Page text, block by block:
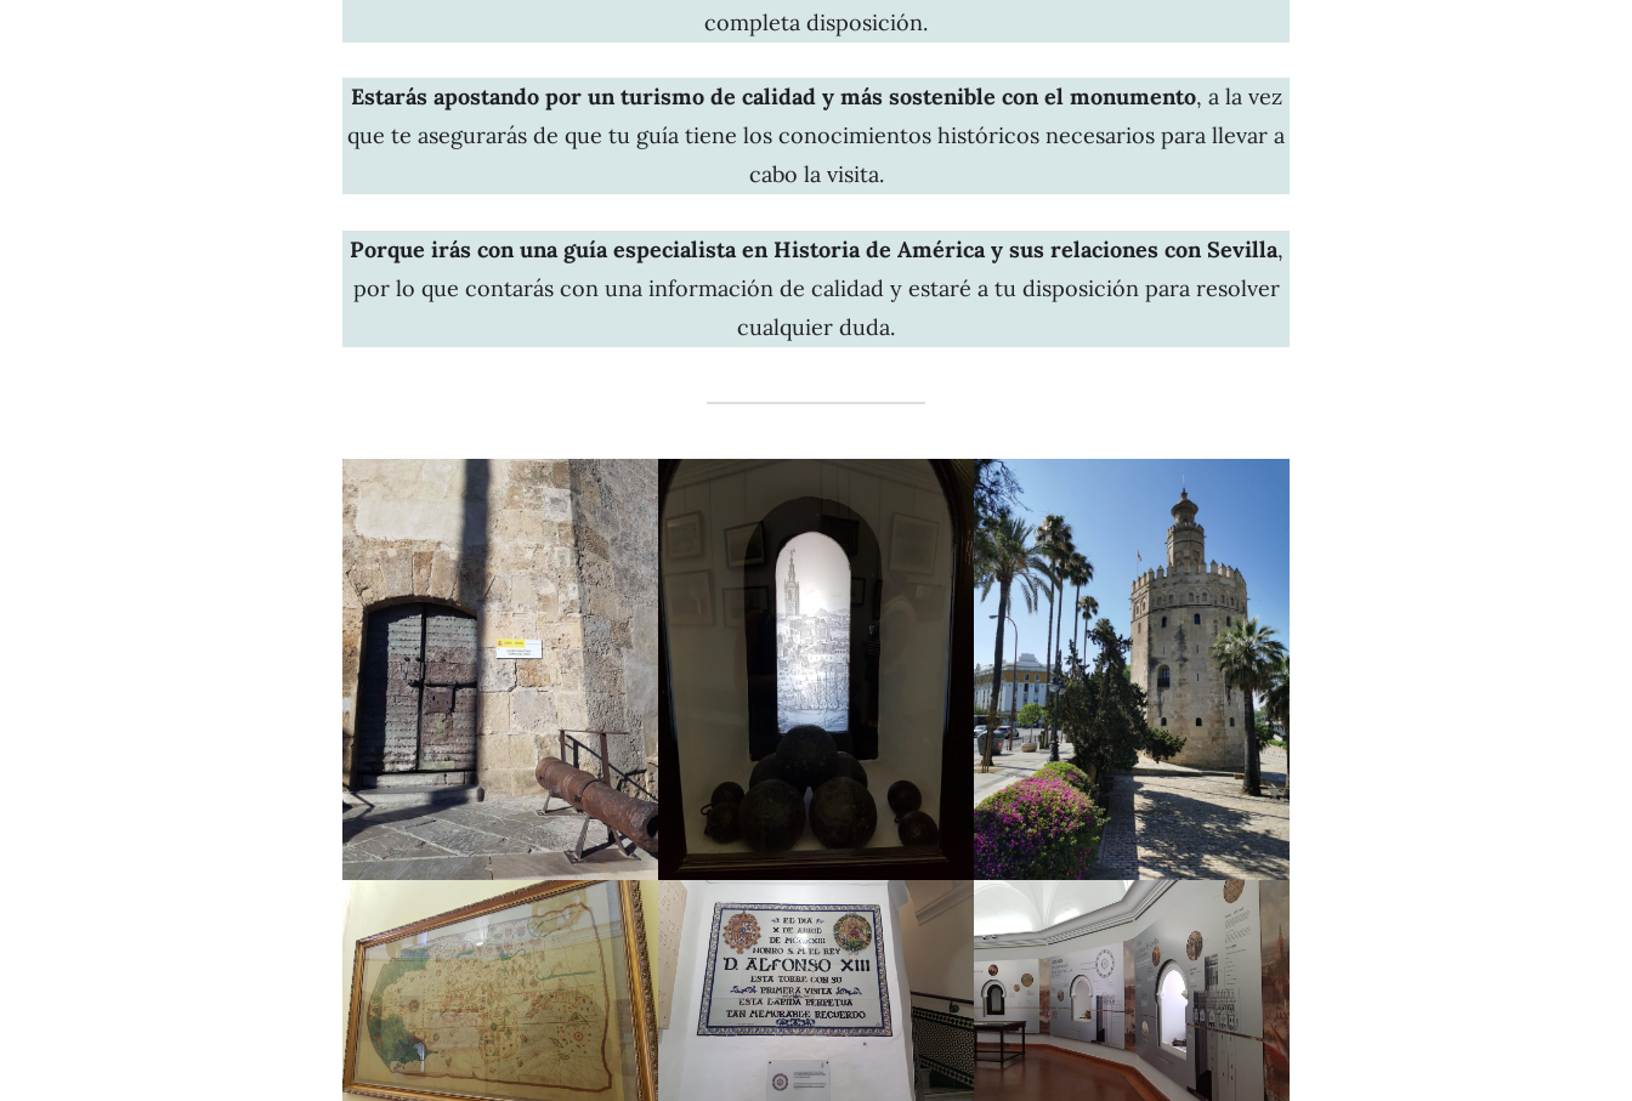
completa disposición.
Estarás apostando por un turismo de calidad y más sostenible con el monumento, a la vez
que te asegurarás de que tu guía tiene los conocimientos históricos necesarios para llevar a
cabo la visita.
Porque irás con una guía especialista en Historia de América y sus relaciones con Sevilla,
por lo que contarás con una información de calidad y estaré a tu disposición para resolver
cualquier duda.